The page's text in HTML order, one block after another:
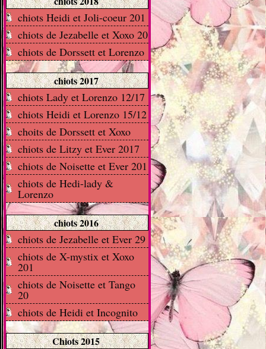
chiots Heidi et Joli-coeur 201
chiots de Jezabelle et Xoxo 20
chiots de Dorssett et Lorenzo
chiots 2017
chiots Lady et Lorenzo 12/17
chiots Heidi et Lorenzo 15/12
choits de Dorssett et Xoxo
chiots de Litzy et Ever 2017
chiots de Noisette et Ever 201
chiots de Hedi-lady &
Lorenzo
chiots 2016
chiots de Jezabelle et Ever 29
chiots de X-mystix et Xoxo
201
chiots de Noisette et Tango
20
chiots de Heidi et Incognito
Chiots 2015